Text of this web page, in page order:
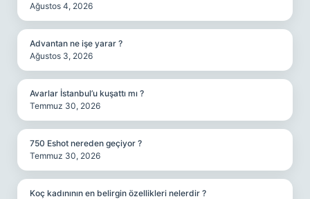
Ağustos 4, 2026
Advantan ne işe yarar ?
Ağustos 3, 2026
Avarlar İstanbul’u kuşattı mı ?
Temmuz 30, 2026
750 Eshot nereden geçiyor ?
Temmuz 30, 2026
Koç kadınının en belirgin özellikleri nelerdir ?